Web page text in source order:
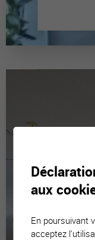
aux
En poursuivant
acceptez